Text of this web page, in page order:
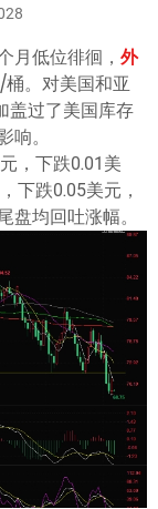
月低位徘徊， 外
。对美国和亚
盖过了美国库存
。
，下跌0.01美
下跌0.05美元，
盘均回吐涨幅。